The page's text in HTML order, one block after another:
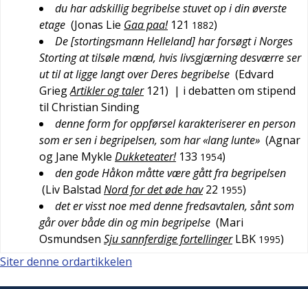
du har adskillig begribelse stuvet op i din øverste
etage (Jonas Lie Gaa paa! 121 1882)
De [stortingsmann Helleland] har forsøgt i Norges
Storting at tilsøle mænd, hvis livsgjærning desværre ser
ut til at ligge langt over Deres begribelse (Edvard
GriegArtikler og taler 121) | i debatten om stipend
til Christian Sinding
denne form for oppførsel karakteriserer en person
som er sen i begripelsen, som har «lang lunte» (Agnar
og Jane Mykle Dukketeater! 133 1954)
den gode Håkon måtte være gått fra begripelsen
(Liv Balstad Nord for det øde hav 22 1955)
det er visst noe med denne fredsavtalen, sånt som
går over både din og min begripelse (Mari
Osmundsen Sju sannferdige fortellinger LBK 1995)
Siter denne ordartikkelen